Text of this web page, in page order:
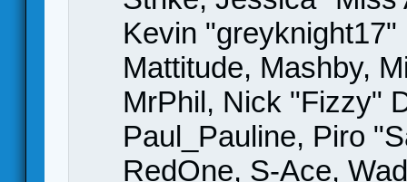
Kevin
Mattitude, Mashby,
MrPhil, Nick "Fizzy"
Paul_Pauline, Piro
RedOne, S-Ace,